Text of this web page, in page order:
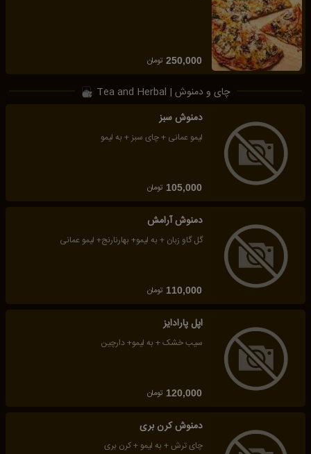
250,000 تومان
چای و دمنوش | Tea and Herbal
دمنوش سبز
لیمو عمانی + چای سبز + به لیمو
105,000 تومان
دمنوش آرامش
گل گاو زبان + به لیمو+ بهارنارنج+ لیمو عمانی
110,000 تومان
اپل پارادایز
سیب خشک + به لیمو+ دارچین
120,000 تومان
دمنوش کرن بری
چای ترش + به لیمو + کرن بری